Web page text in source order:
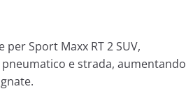
Sport Maxx RT 2 SUV,
e strada, aumentando